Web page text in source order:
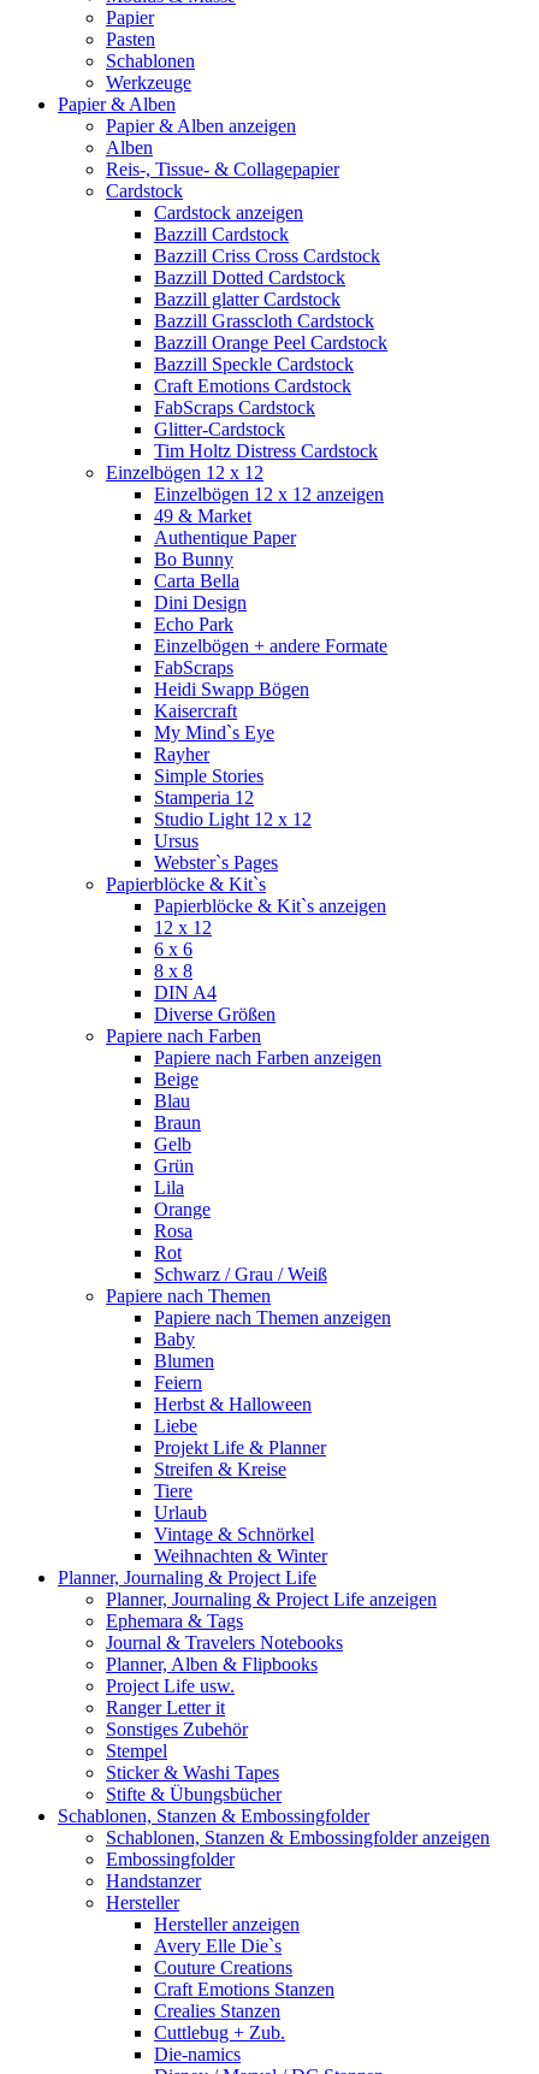
Papier
Pasten
Schablonen
Werkzeuge
Papier & Alben
Papier & Alben anzeigen
Alben
Reis-, Tissue- & Collagepapier
Cardstock
Cardstock anzeigen
Bazzill Cardstock
Bazzill Criss Cross Cardstock
Bazzill Dotted Cardstock
Bazzill glatter Cardstock
Bazzill Grasscloth Cardstock
Bazzill Orange Peel Cardstock
Bazzill Speckle Cardstock
Craft Emotions Cardstock
FabScraps Cardstock
Glitter-Cardstock
Tim Holtz Distress Cardstock
Einzelbögen 12 x 12
Einzelbögen 12 x 12 anzeigen
49 & Market
Authentique Paper
Bo Bunny
Carta Bella
Dini Design
Echo Park
Einzelbögen + andere Formate
FabScraps
Heidi Swapp Bögen
Kaisercraft
My Mind`s Eye
Rayher
Simple Stories
Stamperia 12
Studio Light 12 x 12
Ursus
Webster`s Pages
Papierblöcke & Kit`s
Papierblöcke & Kit`s anzeigen
12 x 12
6 x 6
8 x 8
DIN A4
Diverse Größen
Papiere nach Farben
Papiere nach Farben anzeigen
Beige
Blau
Braun
Gelb
Grün
Lila
Orange
Rosa
Rot
Schwarz / Grau / Weiß
Papiere nach Themen
Papiere nach Themen anzeigen
Baby
Blumen
Feiern
Herbst & Halloween
Liebe
Projekt Life & Planner
Streifen & Kreise
Tiere
Urlaub
Vintage & Schnörkel
Weihnachten & Winter
Planner, Journaling & Project Life
Planner, Journaling & Project Life anzeigen
Ephemara & Tags
Journal & Travelers Notebooks
Planner, Alben & Flipbooks
Project Life usw.
Ranger Letter it
Sonstiges Zubehör
Stempel
Sticker & Washi Tapes
Stifte & Übungsbücher
Schablonen, Stanzen & Embossingfolder
Schablonen, Stanzen & Embossingfolder anzeigen
Embossingfolder
Handstanzer
Hersteller
Hersteller anzeigen
Avery Elle Die`s
Couture Creations
Craft Emotions Stanzen
Crealies Stanzen
Cuttlebug + Zub.
Die-namics